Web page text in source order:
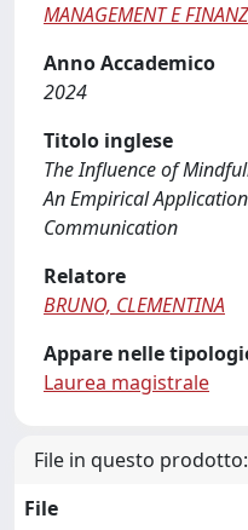
MANAGEMENT E
Anno Accademico
2024
Titolo inglese
The Influence of
An Empirical
Communication
Relatore
BRUNO, CLEMENTINA
Appare nelle
Laurea magistrale
File in questo prodotto:
File